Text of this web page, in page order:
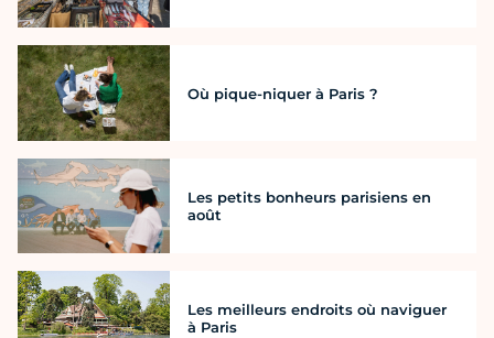
Où pique-niquer à Paris ?
Les petits bonheurs parisiens en
août
Les meilleurs endroits où naviguer
à Paris